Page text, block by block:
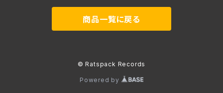
Contemporary / Avangarde
商品一覧に戻る
© Ratspack Records
Powered by